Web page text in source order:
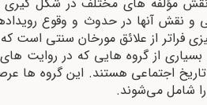
و نقش آنها در حدوث و وقوع
فراتر از علائق مورخان سنتی است
از گروه هایی که در روایت
اجتماعی هستند. این گروه ها
شامل می‌شوند.